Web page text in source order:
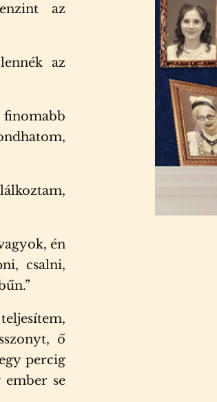
az
az
finomabb
én
csalni,
ő
percig
ember se